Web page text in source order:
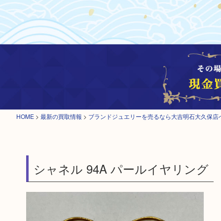
HOME > 最新の買取情報 > ブランドジュエリーを売るなら大吉明石大久保店
シャネル 94A パールイヤリング